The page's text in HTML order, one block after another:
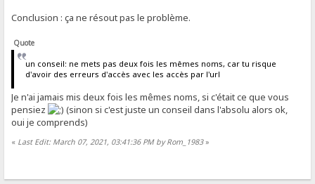
Conclusion : ça ne résout pas le problème.
Quote
un conseil: ne mets pas deux fois les mêmes noms, car tu risque
d'avoir des erreurs d'accès avec les accès par l'url
Je n'ai jamais mis deux fois les mêmes noms, si c'était ce que vous
pensiez
(sinon si c'est juste un conseil dans l'absolu alors ok,
oui je comprends)
« Last Edit: March 07, 2021, 03:41:36 PM by Rom_1983»